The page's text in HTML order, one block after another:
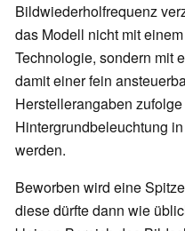
Bildwiederholfrequenz
das Modell nicht mit
Technologie, sondern mit
damit einer fein
Herstellerangaben
Hintergrundbeleuchtung
werden.
Beworben wird eine
diese dürfte dann wie